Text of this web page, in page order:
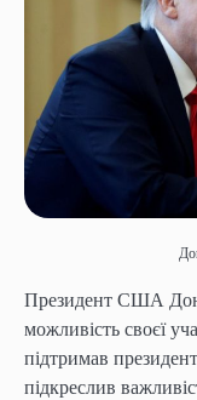
Президент США
можливість своєї
підтримав
підкреслив